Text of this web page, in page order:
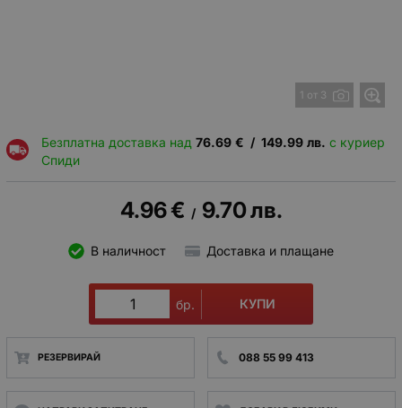
1 от 3
Безплатна доставка над 76.69 € / 149.99 лв. с куриер
Спиди
4.96€ / 9.70лв.
В наличност Доставка и плащане
бр. КУПИ
РЕЗЕРВИРАЙ 088 55 99 413